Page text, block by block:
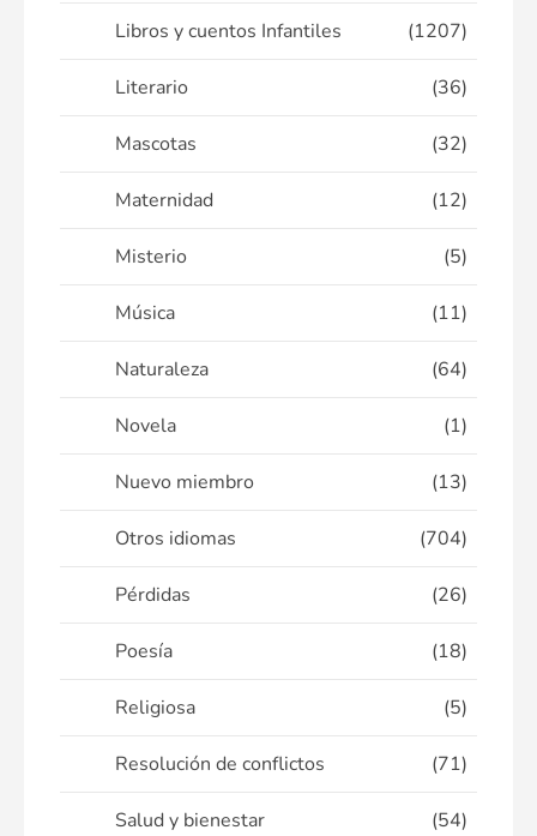
Libros y cuentos Infantiles (1207)
Literario (36)
Mascotas (32)
Maternidad (12)
Misterio (5)
Música (11)
Naturaleza (64)
Novela (1)
Nuevo miembro (13)
Otros idiomas (704)
Pérdidas (26)
Poesía (18)
Religiosa (5)
Resolución de conflictos (71)
Salud y bienestar (54)